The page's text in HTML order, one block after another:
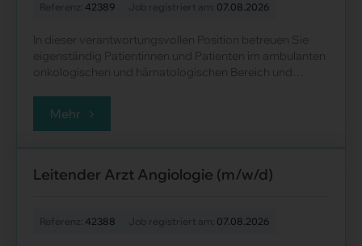
42389 07.08.2026
In dieser verantwortungsvollen Position betreuen Sie
eigenständig Patientinnen und Patienten im ambulanten
onkologischen und hämatologischen Bereich und
Mehr
Leitender Arzt Angiologie (m/w/d)
42388 07.08.2026